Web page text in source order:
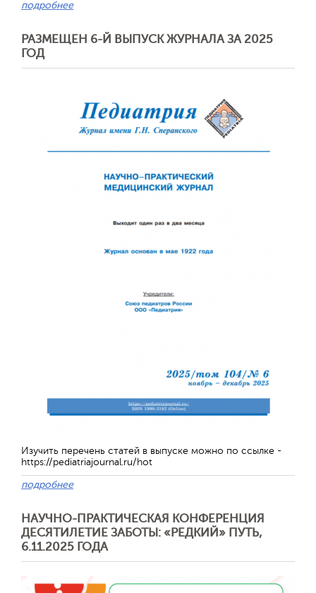
подробнее
РАЗМЕЩЕН 6-Й ВЫПУСК ЖУРНАЛА ЗА 2025
ГОД
Изучить перечень статей в выпуске можно по ссылке -
https://pediatriajournal.ru/hot
подробнее
НАУЧНО-ПРАКТИЧЕСКАЯ КОНФЕРЕНЦИЯ
ДЕСЯТИЛЕТИЕ ЗАБОТЫ: «РЕДКИЙ» ПУТЬ,
6.11.2025 ГОДА